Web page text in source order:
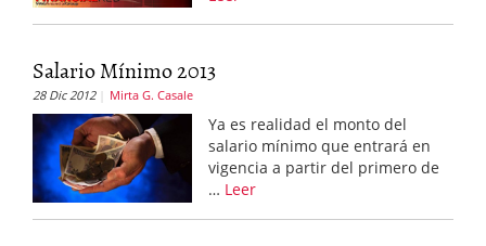
Salario Mínimo 2013
28 Dic 2012 Mirta G. Casale
Ya es realidad el monto del
salario mínimo que entrará en
vigencia a partir del primero de
… Leer